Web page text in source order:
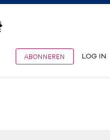
ABONNEREN LOG IN